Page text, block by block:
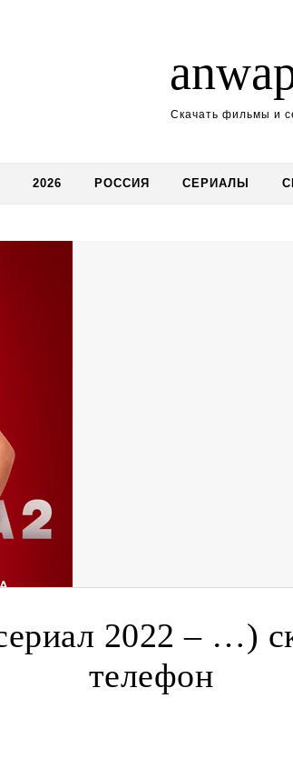
Скачать фильмы и
2026 РОССИЯ СЕРИАЛЫ
2022 – …)
телефон